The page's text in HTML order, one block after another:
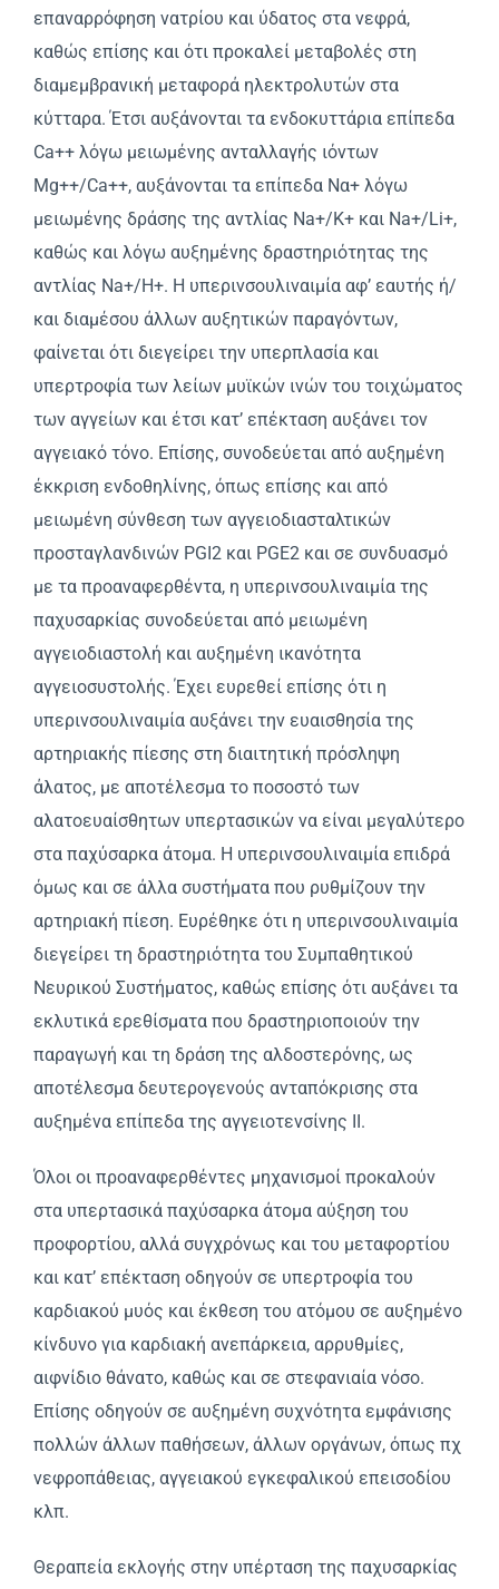
επαναρρόφηση νατρίου και ύδατος στα νεφρά,
καθώς επίσης και ότι προκαλεί μεταβολές στη
διαμεμβρανική μεταφορά ηλεκτρολυτών στα
κύτταρα. Έτσι αυξάνονται τα ενδοκυττάρια επίπεδα
Ca++ λόγω μειωμένης ανταλλαγής ιόντων
Mg++/Ca++, αυξάνονται τα επίπεδα Nα+ λόγω
μειωμένης δράσης της αντλίας Na+/K+ και Na+/Li+,
καθώς και λόγω αυξημένης δραστηριότητας της
αντλίας Na+/H+. H υπερινσουλιναιμία αφ’ εαυτής ή/
και διαμέσου άλλων αυξητικών παραγόντων,
φαίνεται ότι διεγείρει την υπερπλασία και
υπερτροφία των λείων μυϊκών ινών του τοιχώματος
των αγγείων και έτσι κατ’ επέκταση αυξάνει τον
αγγειακό τόνο. Eπίσης, συνοδεύεται από αυξημένη
έκκριση ενδοθηλίνης, όπως επίσης και από
μειωμένη σύνθεση των αγγειοδιασταλτικών
προσταγλανδινών PGI2 και PGE2 και σε συνδυασμό
με τα προαναφερθέντα, η υπερινσουλιναιμία της
παχυσαρκίας συνοδεύεται από μειωμένη
αγγειοδιαστολή και αυξημένη ικανότητα
αγγειοσυστολής. Έχει ευρεθεί επίσης ότι η
υπερινσουλιναιμία αυξάνει την ευαισθησία της
αρτηριακής πίεσης στη διαιτητική πρόσληψη
άλατος, με αποτέλεσμα το ποσοστό των
αλατοευαίσθητων υπερτασικών να είναι μεγαλύτερο
στα παχύσαρκα άτομα. H υπερινσουλιναιμία επιδρά
όμως και σε άλλα συστήματα που ρυθμίζουν την
αρτηριακή πίεση. Eυρέθηκε ότι η υπερινσουλιναιμία
διεγείρει τη δραστηριότητα του Συμπαθητικού
Nευρικού Συστήματος, καθώς επίσης ότι αυξάνει τα
εκλυτικά ερεθίσματα που δραστηριοποιούν την
παραγωγή και τη δράση της αλδοστερόνης, ως
αποτέλεσμα δευτερογενούς ανταπόκρισης στα
αυξημένα επίπεδα της αγγειοτενσίνης II.
Όλοι οι προαναφερθέντες μηχανισμοί προκαλούν
στα υπερτασικά παχύσαρκα άτομα αύξηση του
προφορτίου, αλλά συγχρόνως και του μεταφορτίου
και κατ’ επέκταση οδηγούν σε υπερτροφία του
καρδιακού μυός και έκθεση του ατόμου σε αυξημένο
κίνδυνο για καρδιακή ανεπάρκεια, αρρυθμίες,
αιφνίδιο θάνατο, καθώς και σε στεφανιαία νόσο.
Eπίσης οδηγούν σε αυξημένη συχνότητα εμφάνισης
πολλών άλλων παθήσεων, άλλων οργάνων, όπως πχ
νεφροπάθειας, αγγειακού εγκεφαλικού επεισοδίου
κλπ.
Θεραπεία εκλογής στην υπέρταση της παχυσαρκίας